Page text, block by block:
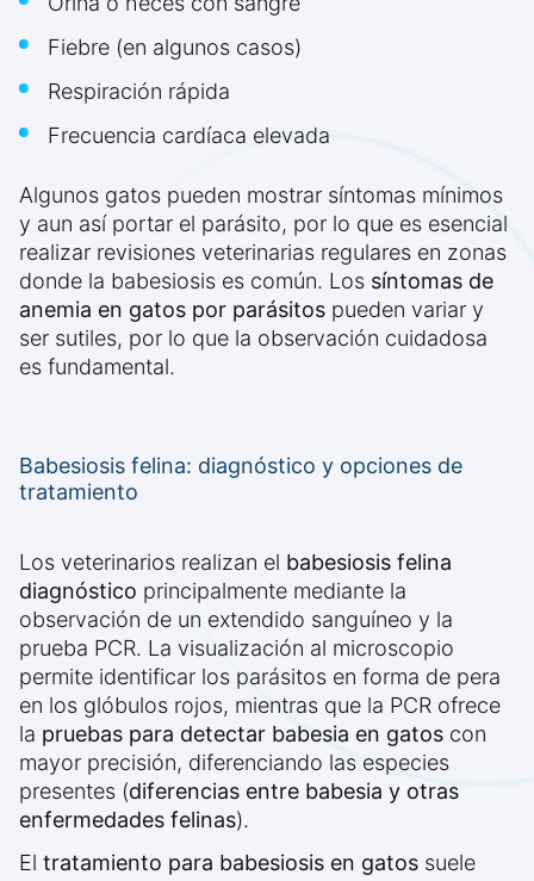
Fiebre (en algunos casos)
Respiración rápida
Frecuencia cardíaca elevada
Algunos gatos pueden mostrar síntomas mínimos
y aun así portar el parásito, por lo que es esencial
realizar revisiones veterinarias regulares en zonas
donde la babesiosis es común. Los síntomas de
anemia en gatos por parásitos pueden variar y
ser sutiles, por lo que la observación cuidadosa
es fundamental.
Babesiosis felina: diagnóstico y opciones de
tratamiento
Los veterinarios realizan el babesiosis felina
diagnóstico principalmente mediante la
observación de un extendido sanguíneo y la
prueba PCR. La visualización al microscopio
permite identificar los parásitos en forma de pera
en los glóbulos rojos, mientras que la PCR ofrece
la pruebas para detectar babesia en gatos con
mayor precisión, diferenciando las especies
presentes (diferencias entre babesia y otras
enfermedades felinas).
El tratamiento para babesiosis en gatos suele